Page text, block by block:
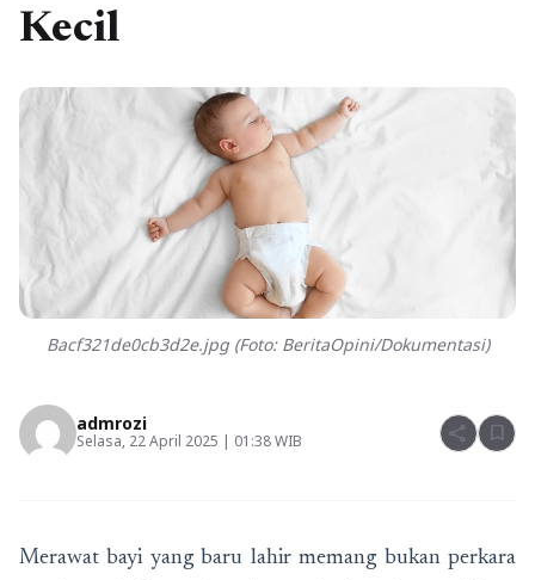
Kecil
Bacf321de0cb3d2e.jpg (Foto: BeritaOpini/Dokumentasi)
admrozi
Selasa, 22 April 2025 | 01:38 WIB share bookmark
Merawat bayi yang baru lahir memang bukan perkara